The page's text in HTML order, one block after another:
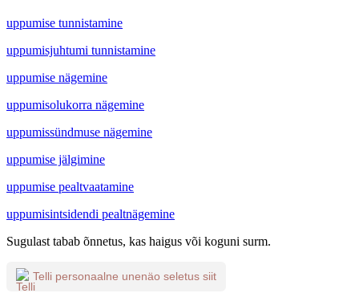
uppumise tunnistamine
uppumisjuhtumi tunnistamine
uppumise nägemine
uppumisolukorra nägemine
uppumissündmuse nägemine
uppumise jälgimine
uppumise pealtvaatamine
uppumisintsidendi pealtnägemine
Sugulast tabab õnnetus, kas haigus või koguni surm.
Telli personaalne unenäo seletus siit